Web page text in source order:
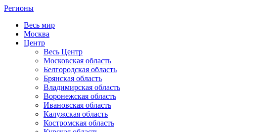
Регионы
Весь мир
Москва
Центр
Весь Центр
Московская область
Белгородская область
Брянская область
Владимирская область
Воронежская область
Ивановская область
Калужская область
Костромская область